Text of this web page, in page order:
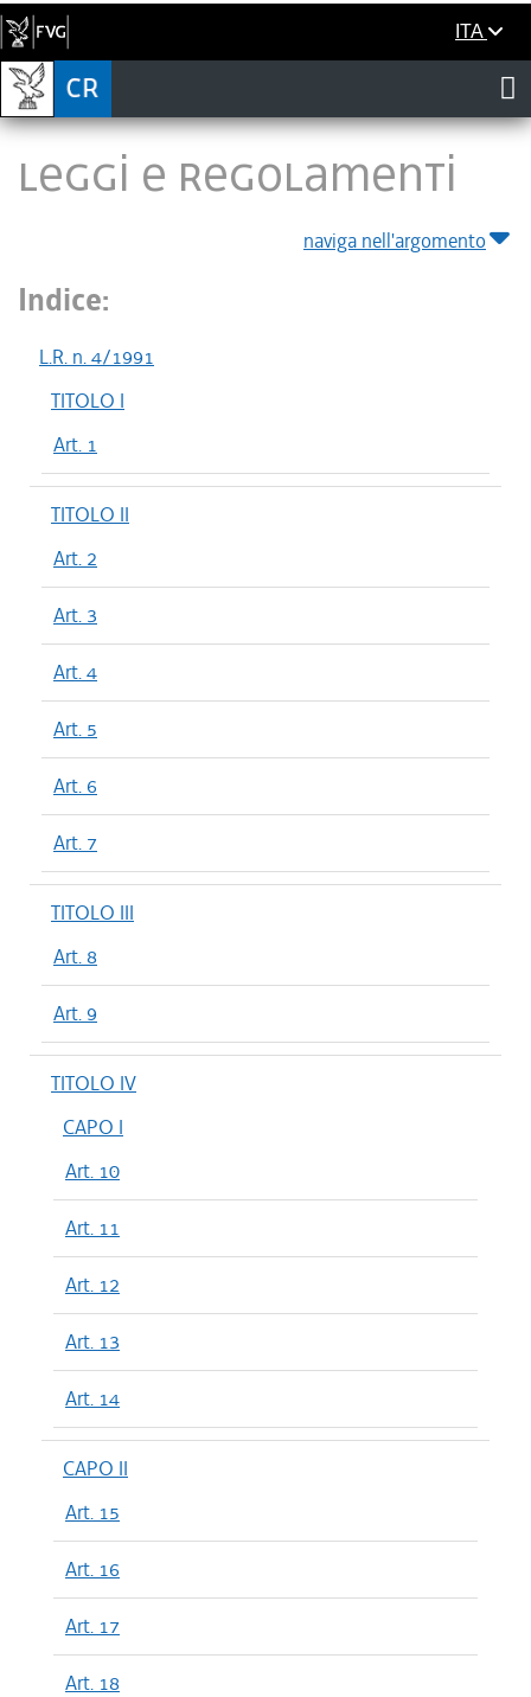
ITA
LEGGI E REGOLAMENTI
naviga nell'argomento
Indice:
L.R. n. 4/1991
TITOLO I
Art. 1
TITOLO II
Art. 2
Art. 3
Art. 4
Art. 5
Art. 6
Art. 7
TITOLO III
Art. 8
Art. 9
TITOLO IV
CAPO I
Art. 10
Art. 11
Art. 12
Art. 13
Art. 14
CAPO II
Art. 15
Art. 16
Art. 17
Art. 18